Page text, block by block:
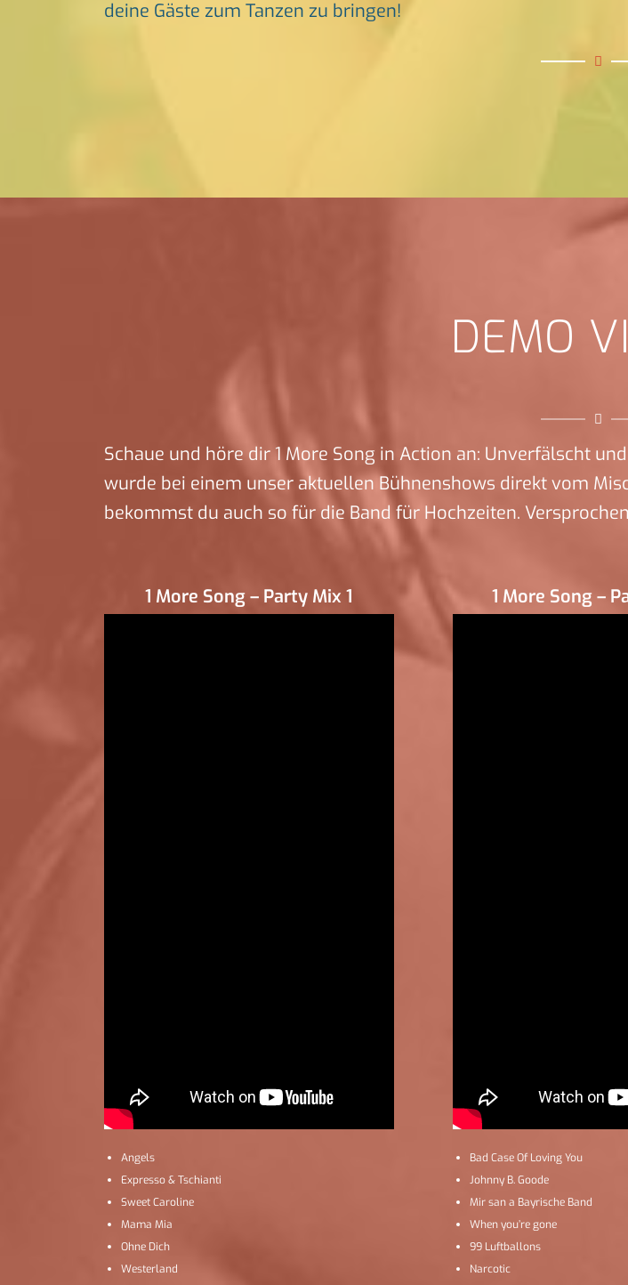
deine Gäste zum Tanzen zu bringen!
DEMO
Schaue und höre dir 1 More Song in Action an: Unverfälscht
wurde bei einem unser aktuellen Bühnenshows direkt vom
bekommst du auch so für die Band für Hochzeiten.
1 More Song – Party Mix 1
Angels
Expresso & Tschianti
Sweet Caroline
Mama Mia
Ohne Dich
Westerland
1 More Song –
Bad Case Of Loving You
Johnny B. Goode
Mir san a Bayrische Band
When you’re gone
99 Luftballons
Narcotic